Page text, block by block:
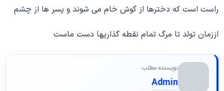
راست است که دخترها از گوش خام می شوند و پسر ها از چشم
اززمان تولد تا مرگ تمام نقطه گذاریها دست ماست
نویسنده مطلب
Admin